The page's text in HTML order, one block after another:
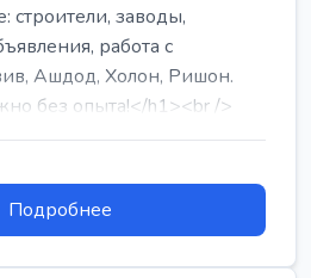
строители, заводы,
работа с
Ашдод, Холон, Ришон.
без опыта!</h1><br />
Подробнее